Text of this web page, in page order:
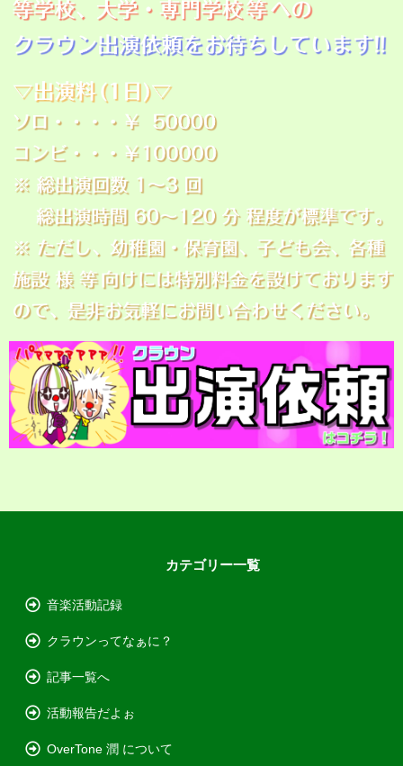
カテゴリー一覧
音楽活動記録
クラウンってなぁに？
記事一覧へ
活動報告だよぉ
OverTone 潤 について